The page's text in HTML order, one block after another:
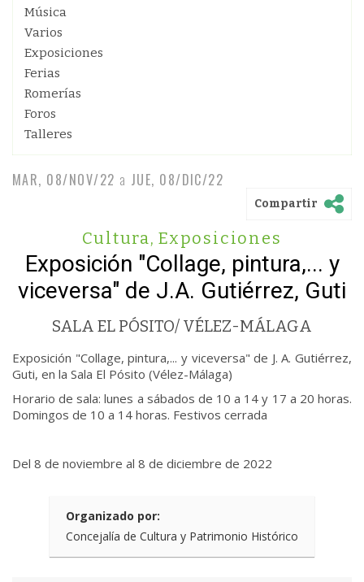
Música
Varios
Exposiciones
Ferias
Romerías
Foros
Talleres
MAR, 08/NOV/22 a JUE, 08/DIC/22
Compartir
Cultura, Exposiciones
Exposición "Collage, pintura,... y
viceversa" de J.A. Gutiérrez, Guti
SALA EL PÓSITO/ VÉLEZ-MÁLAGA
Exposición "Collage, pintura,... y viceversa" de J. A. Gutiérrez,
Guti, en la Sala El Pósito (Vélez-Málaga)
Horario de sala: lunes a sábados de 10 a 14 y 17 a 20 horas.
Domingos de 10 a 14 horas. Festivos cerrada
Del 8 de noviembre al 8 de diciembre de 2022
Organizado por:
Concejalía de Cultura y Patrimonio Histórico